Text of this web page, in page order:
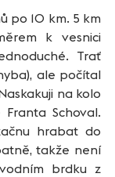
k vesnici
Trať
ale počítal
na kolo
Schoval.
hrabat do
takže není
brdku z